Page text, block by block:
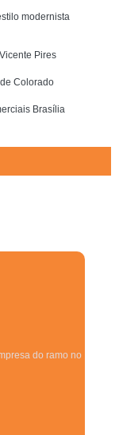
modernista
Pires
Colorado
Brasília
forma organizada.
justo.